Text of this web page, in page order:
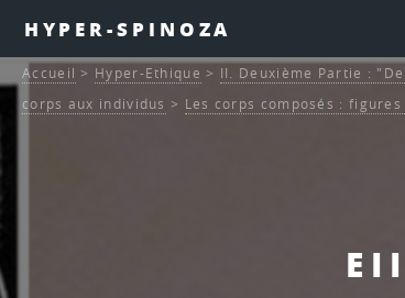
HYPER-SPINOZA
Accueil > Hyper-Ethique > II. Deuxième Partie :
corps aux individus > Les corps composés :